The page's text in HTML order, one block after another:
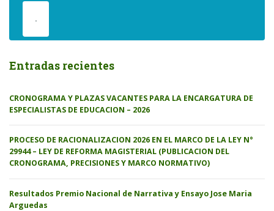
.
Entradas recientes
CRONOGRAMA Y PLAZAS VACANTES PARA LA ENCARGATURA DE
ESPECIALISTAS DE EDUCACION – 2026
PROCESO DE RACIONALIZACION 2026 EN EL MARCO DE LA LEY N°
29944 – LEY DE REFORMA MAGISTERIAL (PUBLICACION DEL
CRONOGRAMA, PRECISIONES Y MARCO NORMATIVO)
Resultados Premio Nacional de Narrativa y Ensayo Jose Maria
Arguedas